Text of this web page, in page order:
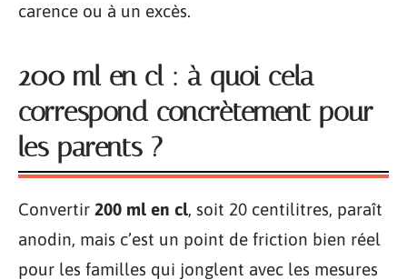
carence ou à un excès.
200 ml en cl : à quoi cela
correspond concrètement pour
les parents ?
Convertir 200 ml en cl, soit 20 centilitres, paraît
anodin, mais c’est un point de friction bien réel
pour les familles qui jonglent avec les mesures